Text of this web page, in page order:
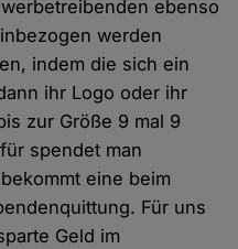
ebenso
werden
indem die sich ein
ihr Logo oder ihr
zur Größe 9 mal 9
spendet man
eine beim
Für uns
Geld im